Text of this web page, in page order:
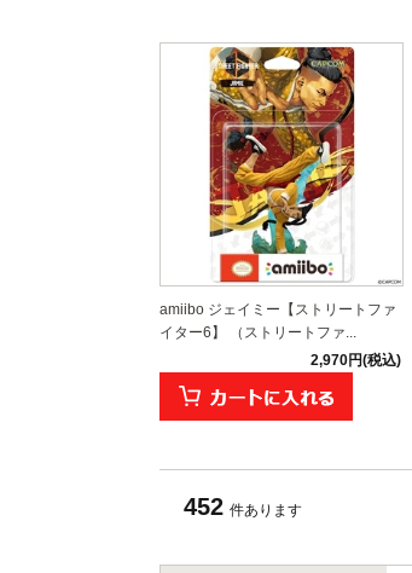
amiibo ジェイミー【ストリートファ
イター6】 （ストリートファ...
2,970円(税込)
452 件あります